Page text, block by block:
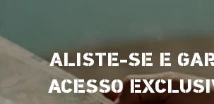
ALISTE-SE E
ACESSO